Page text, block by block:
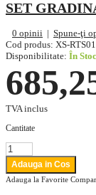
SET
0 opinii | Spune-ţi
Cod produs: XS-
Disponibilitate: În Stoc
TVA inclus
Cantitate
Adauga la Favorite